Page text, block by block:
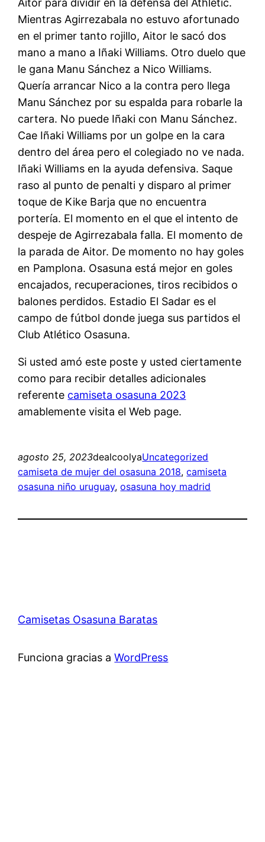
Aitor para dividir en la defensa del Athletic.
Mientras Agirrezabala no estuvo afortunado
en el primer tanto rojillo, Aitor le sacó dos
mano a mano a Iñaki Williams. Otro duelo que
le gana Manu Sánchez a Nico Williams.
Quería arrancar Nico a la contra pero llega
Manu Sánchez por su espalda para robarle la
cartera. No puede Iñaki con Manu Sánchez.
Cae Iñaki Williams por un golpe en la cara
dentro del área pero el colegiado no ve nada.
Iñaki Williams en la ayuda defensiva. Saque
raso al punto de penalti y disparo al primer
toque de Kike Barja que no encuentra
portería. El momento en el que el intento de
despeje de Agirrezabala falla. El momento de
la parada de Aitor. De momento no hay goles
en Pamplona. Osasuna está mejor en goles
encajados, recuperaciones, tiros recibidos o
balones perdidos. Estadio El Sadar es el
campo de fútbol donde juega sus partidos el
Club Atlético Osasuna.
Si usted amó este poste y usted ciertamente
como para recibir detalles adicionales
referente camiseta osasuna 2023
amablemente visita el Web page.
agosto 25, 2023dealcoolyaUncategorized
camiseta de mujer del osasuna 2018, camiseta
osasuna niño uruguay, osasuna hoy madrid
Camisetas Osasuna Baratas
Funciona gracias aWordPress